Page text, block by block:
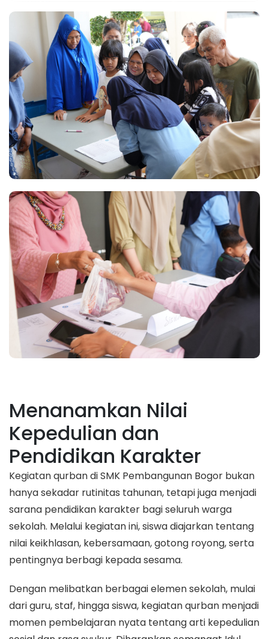
Menanamkan Nilai
Kepedulian dan
Pendidikan Karakter
Kegiatan qurban di SMK Pembangunan Bogor bukan
hanya sekadar rutinitas tahunan, tetapi juga menjadi
sarana pendidikan karakter bagi seluruh warga
sekolah. Melalui kegiatan ini, siswa diajarkan tentang
nilai keikhlasan, kebersamaan, gotong royong, serta
pentingnya berbagi kepada sesama.
Dengan melibatkan berbagai elemen sekolah, mulai
dari guru, staf, hingga siswa, kegiatan qurban menjadi
momen pembelajaran nyata tentang arti kepedulian